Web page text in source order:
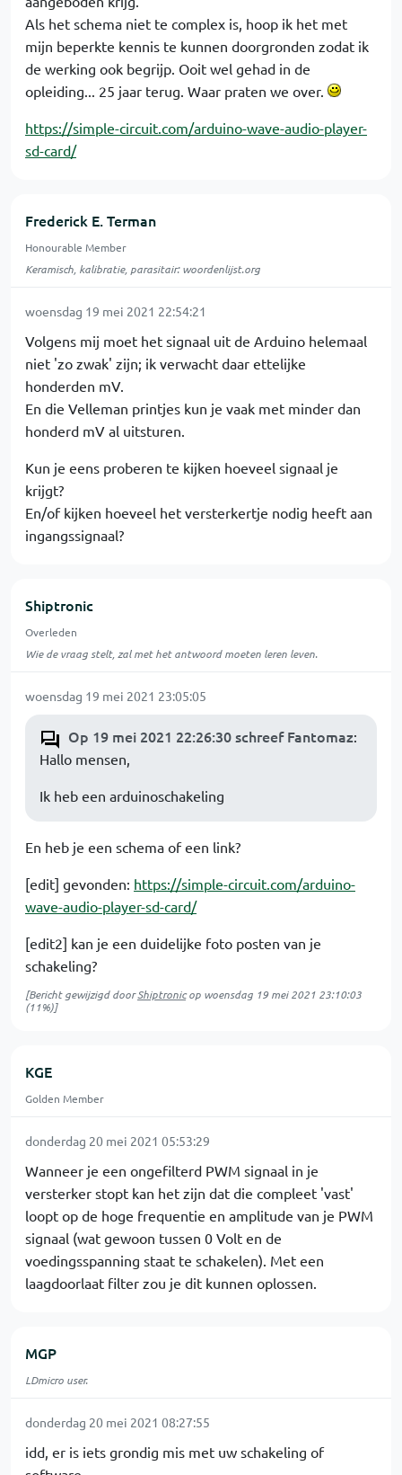
Als het schema niet te complex is, hoop ik het met
mijn beperkte kennis te kunnen doorgronden zodat ik
de werking ook begrijp. Ooit wel gehad in de
opleiding... 25 jaar terug. Waar praten we over.
https://simple-circuit.com/arduino-wave-audio-player-
sd-card/
Frederick E. Terman
Honourable Member
Keramisch, kalibratie, parasitair: woordenlijst.org
woensdag 19 mei 2021 22:54:21
Volgens mij moet het signaal uit de Arduino helemaal
niet 'zo zwak' zijn; ik verwacht daar ettelijke
honderden mV.
En die Velleman printjes kun je vaak met minder dan
honderd mV al uitsturen.
Kun je eens proberen te kijken hoeveel signaal je
krijgt?
En/of kijken hoeveel het versterkertje nodig heeft aan
ingangssignaal?
Shiptronic
Overleden
Wie de vraag stelt, zal met het antwoord moeten leren leven.
woensdag 19 mei 2021 23:05:05
Op 19 mei 2021 22:26:30 schreef Fantomaz:
Hallo mensen,
Ik heb een arduinoschakeling
En heb je een schema of een link?
[edit] gevonden: https://simple-circuit.com/arduino-
wave-audio-player-sd-card/
[edit2] kan je een duidelijke foto posten van je
schakeling?
[Bericht gewijzigd doorShiptronicop woensdag 19 mei 2021 23:10:03
(11%)]
KGE
Golden Member
donderdag 20 mei 2021 05:53:29
Wanneer je een ongefilterd PWM signaal in je
versterker stopt kan het zijn dat die compleet 'vast'
loopt op de hoge frequentie en amplitude van je PWM
signaal (wat gewoon tussen 0 Volt en de
voedingsspanning staat te schakelen). Met een
laagdoorlaat filter zou je dit kunnen oplossen.
MGP
LDmicro user.
donderdag 20 mei 2021 08:27:55
idd, er is iets grondig mis met uw schakeling of